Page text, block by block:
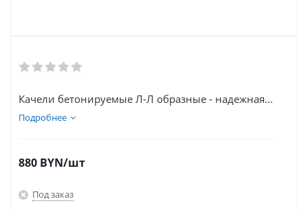
Качели бетонируемые Л-Л образные - надежная...
Подробнее
880 BYN/шт
Под заказ